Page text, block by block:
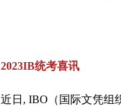
2023IB统考喜讯
近日, IBO（国际文凭组